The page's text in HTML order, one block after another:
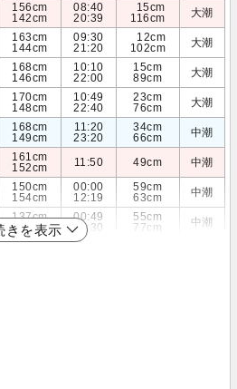
156cm
142cm
08:40
20:39
15cm
116cm
大潮
163cm
144cm
09:30
21:20
12cm
102cm
大潮
168cm
146cm
10:10
22:00
15cm
89cm
大潮
170cm
148cm
10:49
22:40
23cm
76cm
大潮
168cm
149cm
11:20
23:20
34cm
66cm
中潮
161cm
152cm
11:50 49cm 中潮
150cm
154cm
00:00
12:19
59cm
63cm
中潮
137cm
155cm
00:49
12:30
55cm
77cm
中潮
きを表示